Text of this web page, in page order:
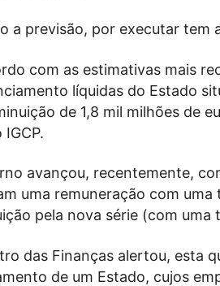
a previsão, por executar tem
com as estimativas mais
líquidas do Estado
de 1,8 mil milhões de
avançou, recentemente,
uma remuneração com uma
pela nova série (com uma
das Finanças alertou, esta
de um Estado, cujos